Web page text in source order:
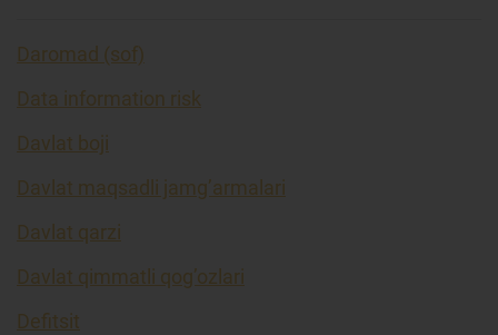
Daromad (sof)
Data information risk
Davlat boji
Davlat maqsadli jamg’armalari
Davlat qarzi
Davlat qimmatli qog’ozlari
Defitsit